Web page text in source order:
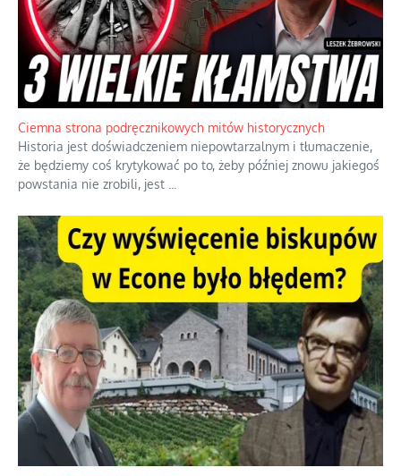
Ciemna strona podręcznikowych mitów historycznych
Historia jest doświadczeniem niepowtarzalnym i tłumaczenie,
że będziemy coś krytykować po to, żeby później znowu jakiegoś
powstania nie zrobili, jest